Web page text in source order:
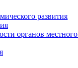
развития
органов